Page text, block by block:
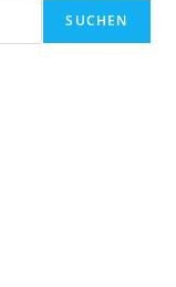
SUCHEN